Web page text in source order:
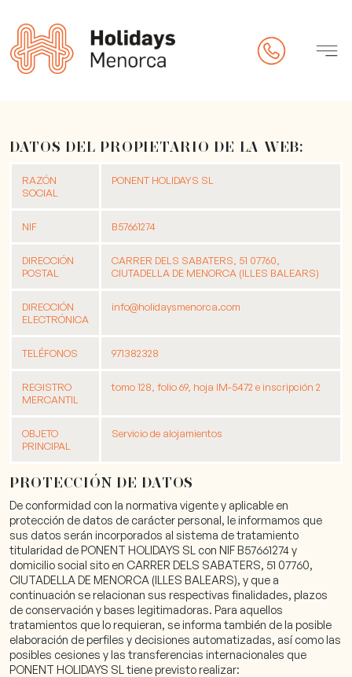
DATOS DEL PROPIETARIO DE LA WEB:
RAZÓN
SOCIAL
PONENT HOLIDAYS SL
NIF B57661274
DIRECCIÓN
POSTAL
CARRER DELS SABATERS, 51 07760,
CIUTADELLA DE MENORCA (ILLES BALEARS)
DIRECCIÓN
ELECTRÓNICA
info@holidaysmenorca.com
TELÉFONOS 971382328
REGISTRO
MERCANTIL
tomo 128, folio 69, hoja IM-5472 e inscripción 2
OBJETO
PRINCIPAL
Servicio de alojamientos
PROTECCIÓN DE DATOS
De conformidad con la normativa vigente y aplicable en
protección de datos de carácter personal, le informamos que
sus datos serán incorporados al sistema de tratamiento
titularidad de PONENT HOLIDAYS SL con NIF B57661274 y
domicilio social sito en CARRER DELS SABATERS, 51 07760,
CIUTADELLA DE MENORCA (ILLES BALEARS), y que a
continuación se relacionan sus respectivas finalidades, plazos
de conservación y bases legitimadoras. Para aquellos
tratamientos que lo requieran, se informa también de la posible
elaboración de perfiles y decisiones automatizadas, así como las
posibles cesiones y las transferencias internacionales que
PONENT HOLIDAYS SL tiene previsto realizar: